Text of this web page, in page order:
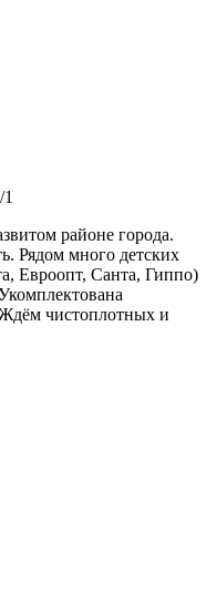
районе города.
Рядом много детских
Евроопт, Санта, Гиппо)
чистоплотных и